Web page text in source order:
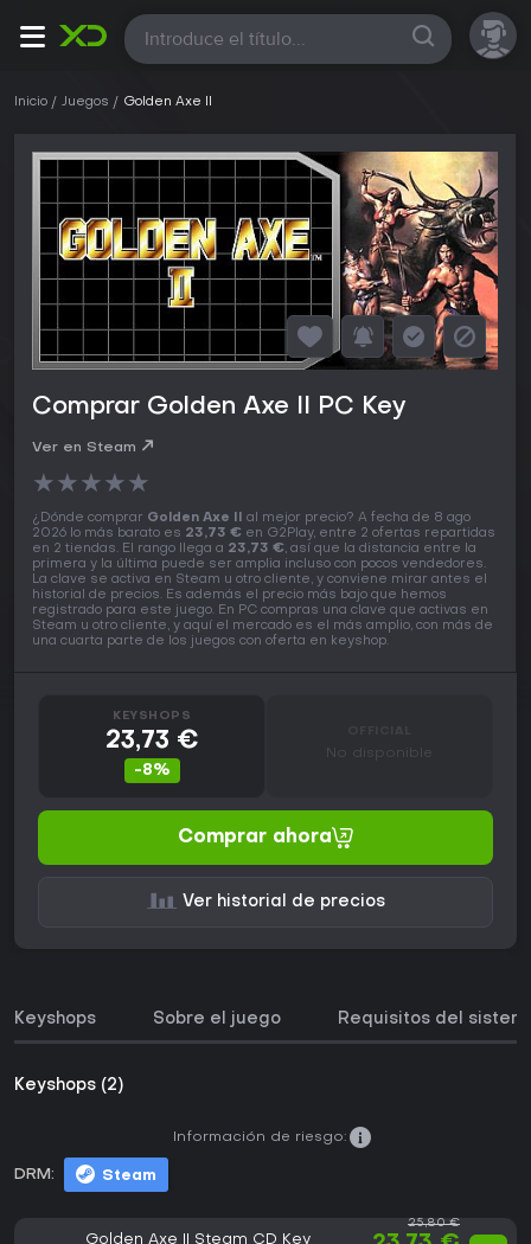
Todas
Inicio Juegos Golden Axe II
Comprar Golden Axe II PC Key
Ver en Steam
★★★★★
¿Dónde comprar Golden Axe II
al mejor precio? A fecha de 8 ago
2026 lo más barato es 23,73 € en G2Play, entre 2 ofertas repartidas
en 2 tiendas. El rango llega a 23,73 €, así que la distancia entre la
primera y la última puede ser amplia incluso con pocos vendedores.
La clave se activa en Steam u otro cliente, y conviene mirar antes el
historial de precios. Es además el precio más bajo que hemos
registrado para este juego. En PC compras una clave que activas en
Steam u otro cliente, y aquí el mercado es el más amplio, con más de
una cuarta parte de los juegos con oferta en keyshop.
KEYSHOPS
23,73 €
-8%
No disponible
Comprar ahora
Ver historial de precios
Keyshops Sobre el juego Requisitos del
Keyshops (2)
DRM: Steam
Información de riesgo:
Golden Axe II Steam CD Key
25,80 €